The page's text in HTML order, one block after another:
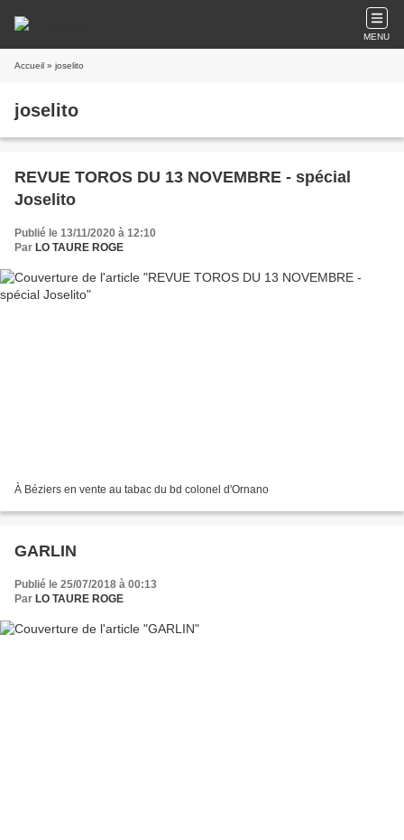
MENU
Accueil » joselito
joselito
REVUE TOROS DU 13 NOVEMBRE - spécial
Joselito
Publié le 13/11/2020 à 12:10
Par LO TAURE ROGE
À Béziers en vente au tabac du bd colonel d'Ornano
GARLIN
Publié le 25/07/2018 à 00:13
Par LO TAURE ROGE